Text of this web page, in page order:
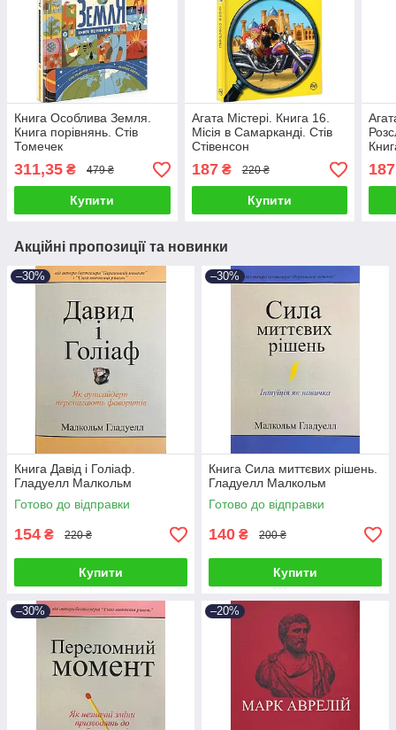
Книга Особлива Земля.
Книга порівнянь. Стів
Томечек
311,35 ₴ 479 ₴
Купити
Агата Містері. Книга 16.
Місія в Самарканді. Стів
Стівенсон
187₴ 220 ₴
Купити
187
Акційні пропозиції та новинки
–30%
Книга Давід і Голіаф.
Гладуелл Малкольм
Готово до відправки
154 ₴ 220 ₴
Купити
–30%
Книга Сила миттєвих рішень.
Гладуелл Малкольм
Готово до відправки
140 ₴ 200 ₴
Купити
–30% –20%